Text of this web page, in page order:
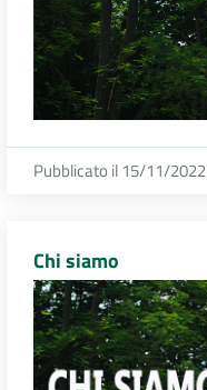
Pubblicato il 15/11/2022
Chi siamo